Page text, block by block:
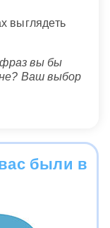
выглядеть
вы бы
Ваш выбор
были в